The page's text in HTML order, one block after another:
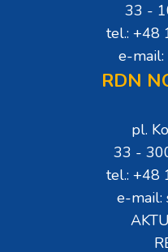
33 -
tel.: +48
e-mail:
RDN
pl.
33 -
tel.: +48
e-mail: